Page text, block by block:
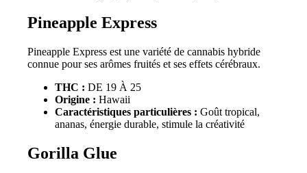
Pineapple Express
Pineapple Express est une variété de cannabis hybride
connue pour ses arômes fruités et ses effets cérébraux.
THC : DE 19 À 25
Origine : Hawaii
Caractéristiques particulières : Goût tropical,
ananas, énergie durable, stimule la créativité
Gorilla Glue